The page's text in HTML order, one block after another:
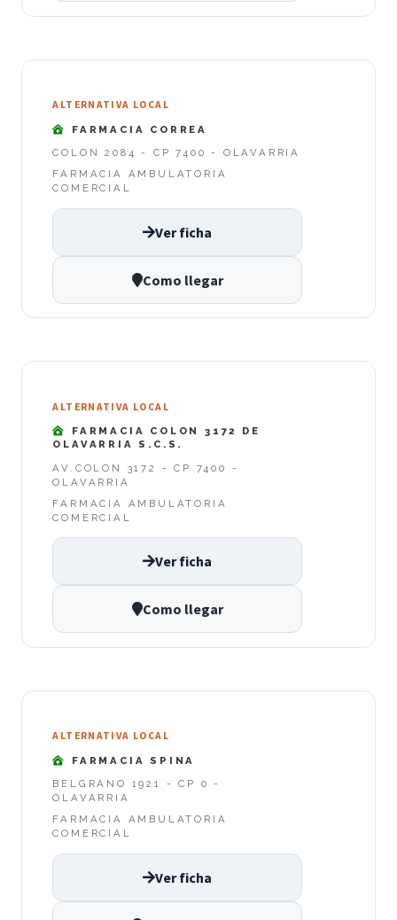
ALTERNATIVA LOCAL
FARMACIA CORREA
COLON 2084 - CP 7400 - OLAVARRIA
FARMACIA AMBULATORIA
COMERCIAL
Ver ficha
Como llegar
ALTERNATIVA LOCAL
FARMACIA COLON 3172 DE
OLAVARRIA S.C.S.
AV.COLON 3172 - CP 7400 -
OLAVARRIA
FARMACIA AMBULATORIA
COMERCIAL
Ver ficha
Como llegar
ALTERNATIVA LOCAL
FARMACIA SPINA
BELGRANO 1921 - CP 0 -
OLAVARRIA
FARMACIA AMBULATORIA
COMERCIAL
Ver ficha